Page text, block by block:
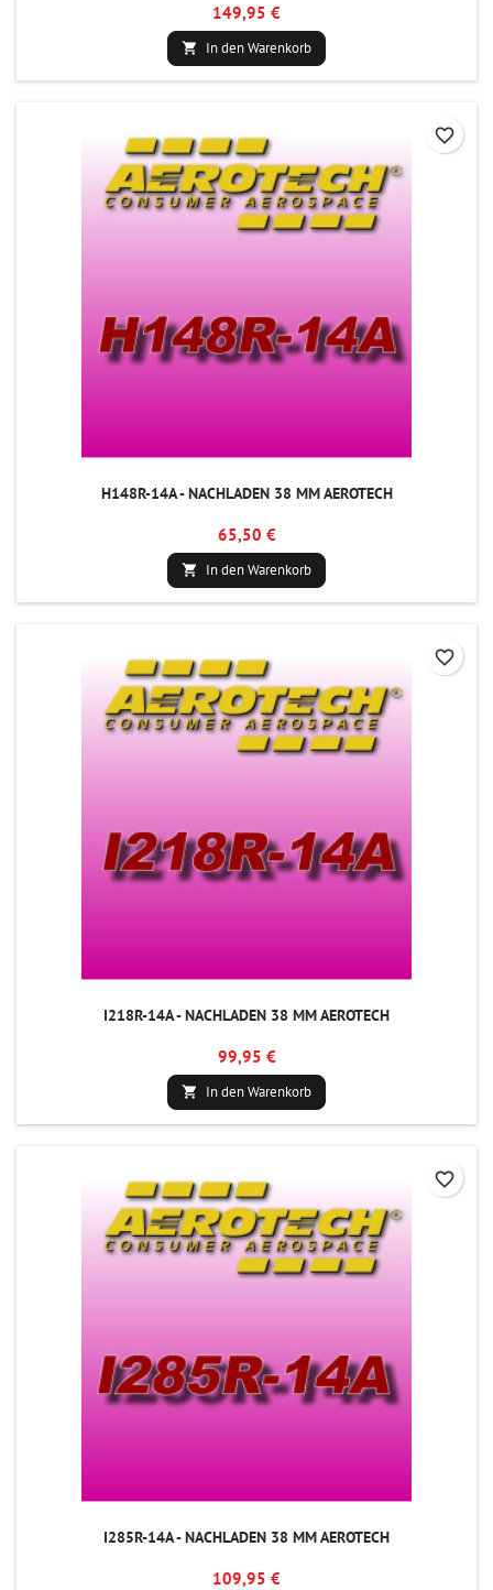
149,95 €
 In den Warenkorb
H148R-14A - NACHLADEN 38 MM AEROTECH
65,50 €
 In den Warenkorb
favorite_border
I218R-14A - NACHLADEN 38 MM AEROTECH
99,95 €
 In den Warenkorb
favorite_border
I285R-14A - NACHLADEN 38 MM AEROTECH
109,95 €
favorite_border